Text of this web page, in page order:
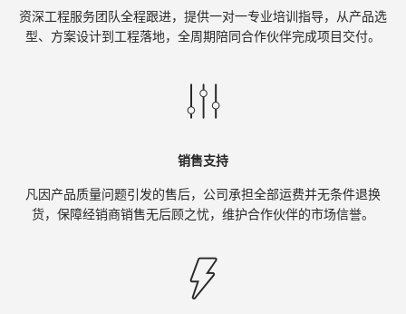
资深工程服务团队全程跟进，提供一对一专业培训指导，从产品选
型、方案设计到工程落地，全周期陪同合作伙伴完成项目交付。
销售支持
凡因产品质量问题引发的售后，公司承担全部运费并无条件退换
货，保障经销商销售无后顾之忧，维护合作伙伴的市场信誉。